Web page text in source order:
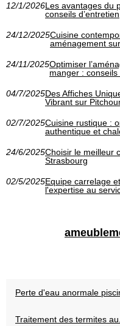
12/1/2026Les avantages du
conseils d’entretien
24/12/2025Cuisine
aménagement
24/11/2025Optimiser
manger :
04/7/2025Des Affiches
Vibrant sur
02/7/2025Cuisine rustique :
authentique et
24/6/2025Choisir le meilleur
Strasbourg
02/5/2025Equipe carrelage
l'expertise au
Perte d'eau anormale
Traitement des termites